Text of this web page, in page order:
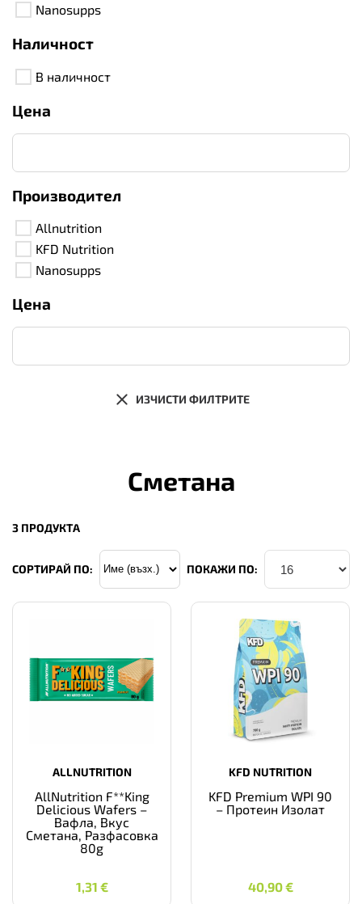
Nanosupps
Наличност
В наличност
Цена
Производител
Allnutrition
KFD Nutrition
Nanosupps
Цена
ИЗЧИСТИ ФИЛТРИТЕ
Сметана
3 ПРОДУКТА
СОРТИРАЙ ПО: ПОКАЖИ ПО:
ALLNUTRITION
AllNutrition F**King
Delicious Wafers –
Вафла, Вкус
Сметана, Разфасовка
80g
1,31 €
1,31 €
KFD NUTRITION
KFD Premium WPI 90
– Протеин Изолат
40,90€
40,90